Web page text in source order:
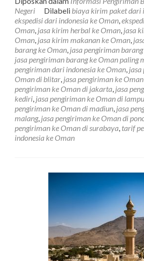
Negeri
Dilabeli biaya kirim paket dari
ekspedisi dari indonesia ke Oman,
Oman, jasa kirim herbal ke Oman, jasa
Oman, jasa kirim makanan ke Oman,
barang ke Oman, jasa pengiriman
jasa pengiriman barang ke Oman paling
pengiriman dari indonesia ke Oman, jasa
Oman di blitar, jasa pengiriman ke
pengiriman ke Oman di jakarta, jasa
kediri, jasa pengiriman ke Oman di
pengiriman ke Oman di madiun, jasa
malang, jasa pengiriman ke Oman di
pengiriman ke Oman di surabaya, tarif
indonesia ke Oman